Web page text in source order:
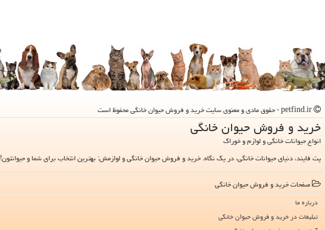
خرید و فروش حیوان خانگی
انواع حیوانات خانگی و لوازم و خوراک
پت فایند، دنیای حیوانات خانگی، در یک نگاه. خرید و فروش حیوان خانگی و لوازمش: بهترین انتخاب برای شما و حیوانتون!
صفحات خرید و فروش حیوان خانگی
درباره ما
تبلیغات در خرید و فروش حیوان خانگی